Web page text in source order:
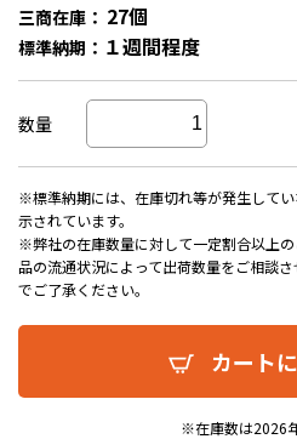
三商在庫： 27個
標準納期： １週間程度
数量
※標準納期には、在庫切れ等が発生して
示されています。
※弊社の在庫数量に対して一定割合以上
品の流通状況によって出荷数量をご相談
でご了承ください。
カート
※在庫数は2026